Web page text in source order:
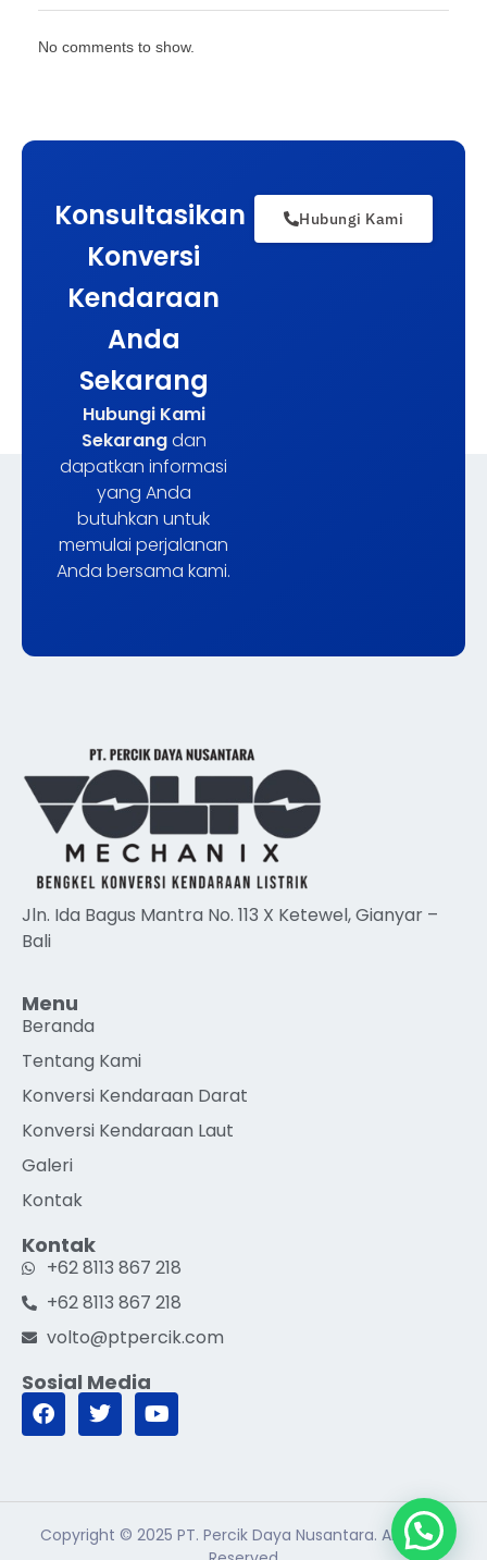
No comments to show.
Konsultasikan
Konversi
Kendaraan
Anda
Sekarang
Hubungi Kami
Sekarangdan
dapatkan informasi
yang Anda
butuhkan untuk
memulai perjalanan
Anda bersama kami.
Hubungi Kami
Jln. Ida Bagus Mantra No. 113 X Ketewel, Gianyar –
Bali
Menu
Beranda
Tentang Kami
Konversi Kendaraan Darat
Konversi Kendaraan Laut
Galeri
Kontak
Kontak
+62 8113 867 218
+62 8113 867 218
volto@ptpercik.com
Sosial Media
Copyright © 2025 PT. Percik Daya Nusantara. All Rights